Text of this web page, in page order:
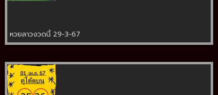
หวยลาวงวดนี้ 29-3-67